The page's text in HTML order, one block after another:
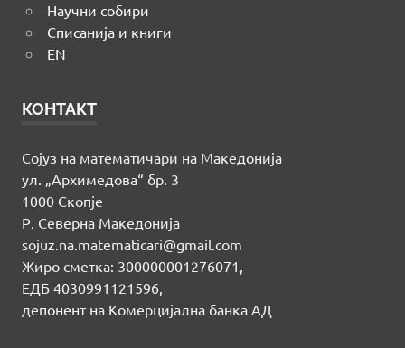
Научни собири
Списанија и книги
EN
КОНТАКТ
Сојуз на математичари на Македонија
ул. „Архимедова“ бр. 3
1000 Скопје
Р. Северна Македонија
sojuz.na.matematicari@gmail.com
Жиро сметка: 300000001276071,
ЕДБ 4030991121596,
депонент на Комерцијална банка АД